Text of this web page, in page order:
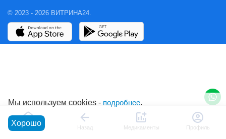
© 2023 - 2026 ВИТРИНА24.
Главная Назад Медикаменты Профиль
Мы используем cookies - подробнее.
Хорошо